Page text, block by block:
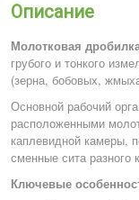
Описание
Молотковая
грубого и тонкого
(зерна, бобовых,
Основной рабочий
расположенными
каплевидной камеры,
сменные сита разного
Ключевые